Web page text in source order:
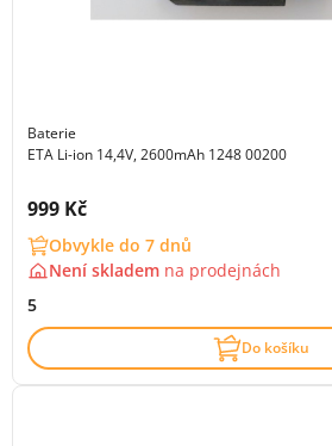
Baterie
ETA Li-ion 14,4V, 2600mAh 1248 00200
Cena s DPH:
999 Kč
Obvykle do 7 dnů
Není skladem na prodejnách
5
Do košíku